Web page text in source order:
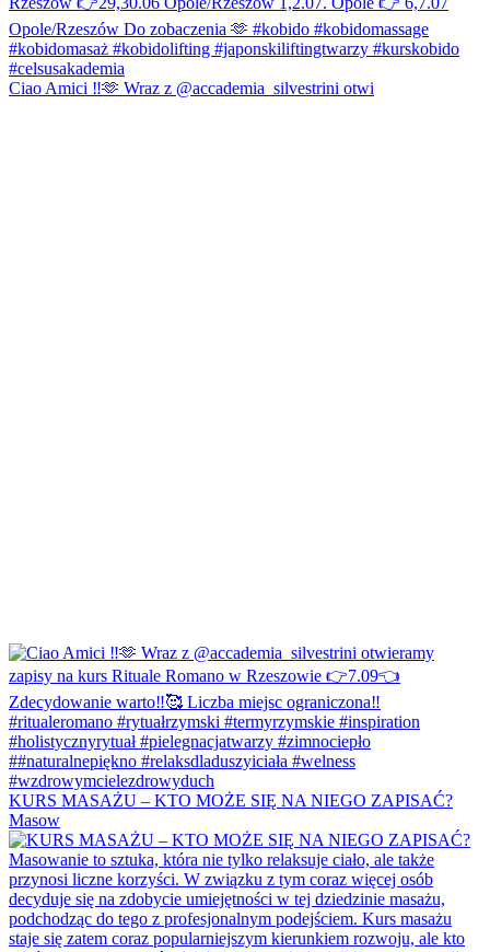
Ciao Amici ‼️🫶 Wraz z @accademia_silvestrini otwi
KURS MASAŻU – KTO MOŻE SIĘ NA NIEGO ZAPISAĆ?
Masow